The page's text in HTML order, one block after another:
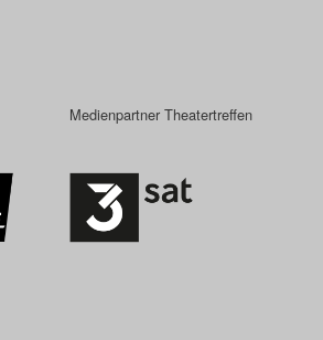
Medienpartner Theatertreffen